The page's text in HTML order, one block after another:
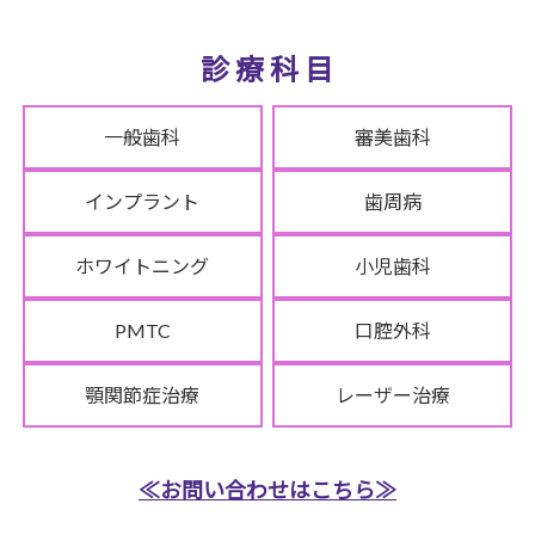
診 療 科 目
一般歯科 審美歯科
インプラント 歯周病
ホワイトニング 小児歯科
PMTC 口腔外科
顎関節症治療 レーザー治療
≪お問い合わせはこちら≫